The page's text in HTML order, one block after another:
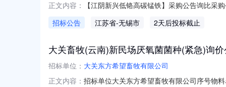
正文内容：
【江阴新兴低铬高碳锰铁】采购公告询比
技术指标及售后服务要求等详见下表。序
招标公告 江苏省-无锡市 2天后投标截止
大关畜牧(云南)新民场厌氧菌菌种(紧急)询
招标单位： 大关东方希望畜牧有限公司
正文内容： 招标单位大关东方希望畜牧有限公司序号物